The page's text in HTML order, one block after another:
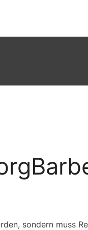
sondern muss